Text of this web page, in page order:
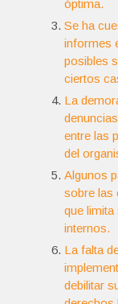
óptima.
Se ha
informes
posibles
ciertos
La
entre las
del
Algunos
sobre las
que limita
internos.
La falta
debilitar